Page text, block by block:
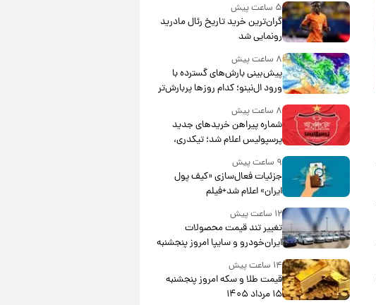
۵ ساعت پیش
گران‌ترین خرید تاریخ رئال مادرید
رونمایی شد
۸ ساعت پیش
پیش‌بینی بارش‌های گسترده با
ورود ال‌نینو؛ کدام روزها پربارش‌تر
۸ ساعت پیش
شماره پیراهن خریدهای جدید
پرسپولیس اعلام شد؛ تیکدری،
۹ ساعت پیش
جزئیات فعال‌سازی «کیف پول
ایران» اعلام شد+فیلم
۱۲ ساعت پیش
تغییر تند قیمت محصولات
ایران‌خودرو و سایپا امروز پنجشنبه
۱۵ مرداد ۱۴۰۵ +جدول
۱۴ ساعت پیش
قیمت طلا و سکه امروز پنجشنبه
۱۵ مرداد ۱۴۰۵